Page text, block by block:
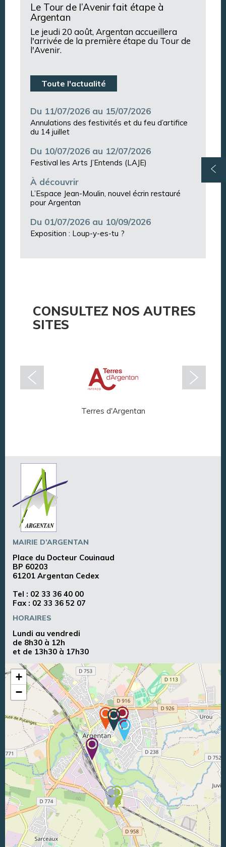
Le Tour de l’Avenir fait étape à
Argentan
Le jeudi 20 août, Argentan accueillera
l'arrivée de la première étape du Tour de
l'Avenir.
Toute l'actualité
Du 11/07/2026 au 15/07/2026
Annulations des festivités et du feu d’artifice
du 14 juillet
Du 10/07/2026 au 12/07/2026
Festival les Arts J’Entends (LAJE)
À découvrir
L’Espace Jean-Moulin, nouvel écrin restauré
pour Argentan
Du 01/07/2026 au 10/09/2026
Exposition : Loup-y-es-tu ?
CONSULTEZ NOS AUTRES
SITES
Terres d'Argentan
MAIRIE D’ARGENTAN
Place du Docteur Couinaud
BP 60203
61201 Argentan Cedex
Tel : 02 33 36 40 00
Fax : 02 33 36 52 07
HORAIRES
Lundi au vendredi
de 8h30 à 12h
et de 13h30 à 17h30
+
−